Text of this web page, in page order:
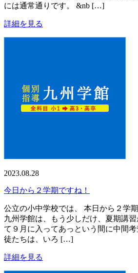
には通常通りです。 &nb […]
詳細を見る
2023.08.28
今日から２学期ですね！
公立の小中学校では、 本日から２学
九州学館は、もう少しだけ、夏期講
て９月に入ってあっという間に中間
徒たちは、いろ […]
詳細を見る